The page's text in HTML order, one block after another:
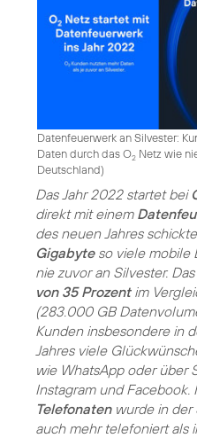
Datenfeuerwerk an Silvester:
Daten durch das O2 Netz wie
Deutschland)
Das Jahr 2022 startet bei
direkt mit einem
des neuen Jahres
Gigabyteso viele mobile
nie zuvor an Silvester.
von 35 Prozentim
(283.000 GB
Kunden insbesondere in
Jahres viele
wie WhatsApp oder über
Instagram und Facebook.
Telefonatenwurde in der
auch mehr telefoniert als